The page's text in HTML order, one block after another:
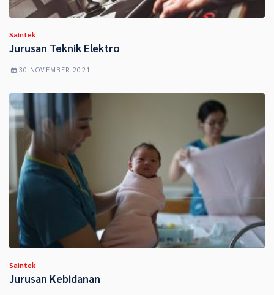
Saintek
Jurusan Teknik Elektro
30 NOVEMBER 2021
Saintek
Jurusan Kebidanan